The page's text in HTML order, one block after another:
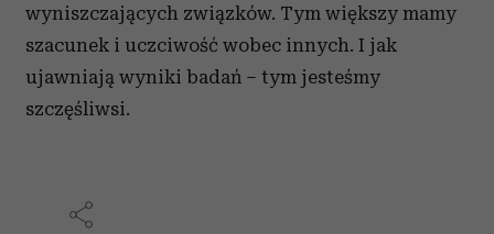
wyniszczających związków. Tym większy mamy
szacunek i uczciwość wobec innych. I jak
ujawniają wyniki badań – tym jesteśmy
szczęśliwsi.